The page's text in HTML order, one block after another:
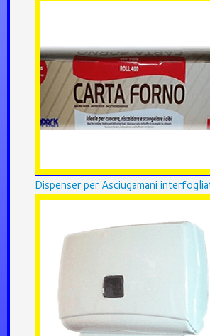
Dispenser per Asciugamani